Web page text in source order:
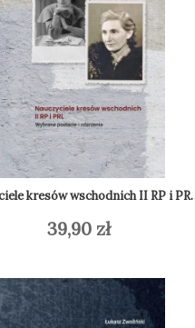
Nauczyciele kresów
39,90 zł
Dodaj do koszyka